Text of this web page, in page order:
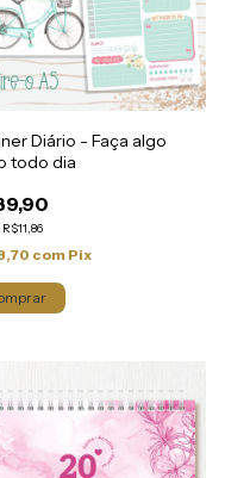
Diário - Faça algo
todo dia
R$11,86
com Pix